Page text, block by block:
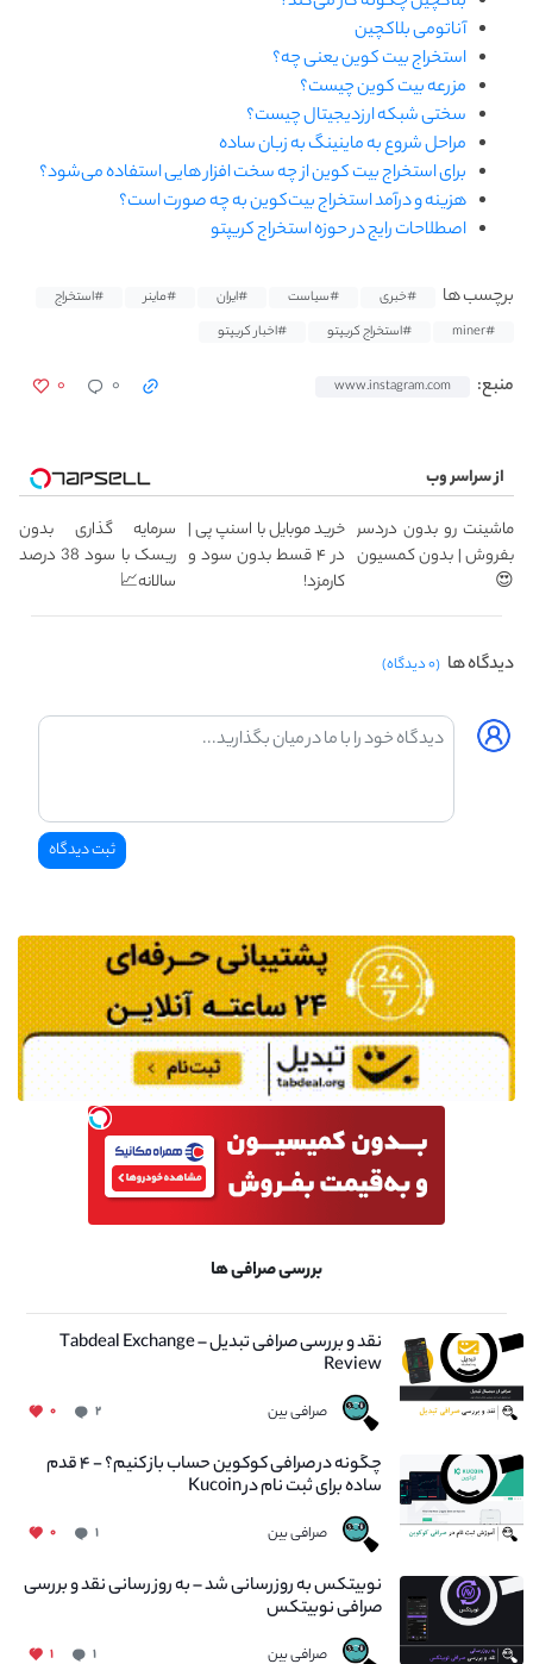
آناتومی بلاکچین
استخراج بیت کوین یعنی چه؟
مزرعه بیت کوین چیست؟
سختی شبکه ارزدیجیتال چیست؟
مراحل شروع به ماینینگ به زبان ساده
برای استخراج بیت کوین از چه سخت افزار هایی استفاده می‌شود؟
هزینه و درآمد استخراج بیت‌کوین به چه صورت است؟
اصطلاحات رایج در حوزه استخراج کریپتو
برچسب ها #خبری #سیاست #ایران #ماینر
#استخراج
#miner
#استخراج کریپتو #اخبار کریپتو
منبع: www.instagram.com ۰ ۰
از سراسر وب
ماشینت رو بدون دردسر
بفروش | بدون کمسیون
😍
خرید موبایل با اسنپ پی |
در ۴ قسط بدون سود و
کارمزد!
سرمایه گذاری بدون
ریسک با سود 38 درصد
سالانه📈
دیدگاه ها (۰ دیدگاه)
بررسی صرافی ها
نقد و بررسی صرافی تبدیل – Tabdeal Exchange
Review
صرافی بین ۲ ۰
چگونه در صرافی کوکوین حساب باز کنیم؟ - ۴ قدم
ساده برای ثبت نام در Kucoin
صرافی بین ۱ ۰
نوبیتکس به روزرسانی شد – به روز رسانی نقد و بررسی
صرافی نوبیتکس
صرافی بین ۱ ۱